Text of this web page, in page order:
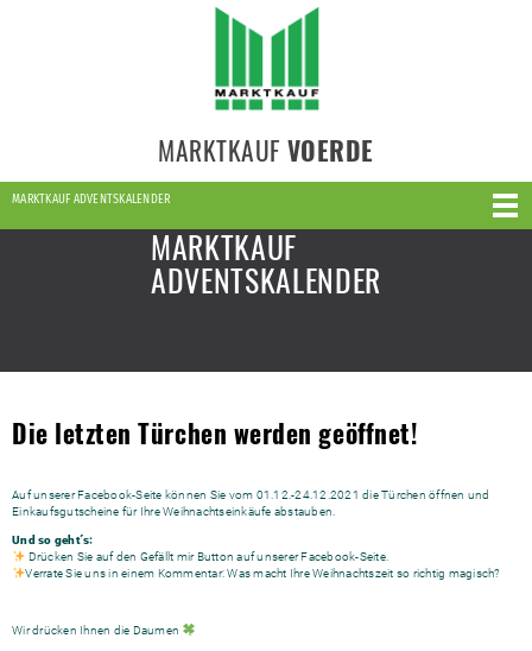
MARKTKAUF VOERDE
MARKTKAUF ADVENTSKALENDER
MARKTKAUF
ADVENTSKALENDER
Die letzten Türchen werden geöffnet!
Auf unserer Facebook-Seite können Sie vom 01.12.-24.12.2021 die Türchen öffnen und
Einkaufsgutscheine für Ihre Weihnachtseinkäufe abstauben.
Und so geht´s:
Drücken Sie auf den Gefällt mir Button auf unserer Facebook-Seite.
Verrate Sie uns in einem Kommentar: Was macht Ihre Weihnachtszeit so richtig magisch?
Wir drücken Ihnen die Daumen